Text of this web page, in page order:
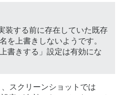
装する前に存在していた既存
を上書きしないようです。
書きする」設定は有効にな
スクリーンショットでは